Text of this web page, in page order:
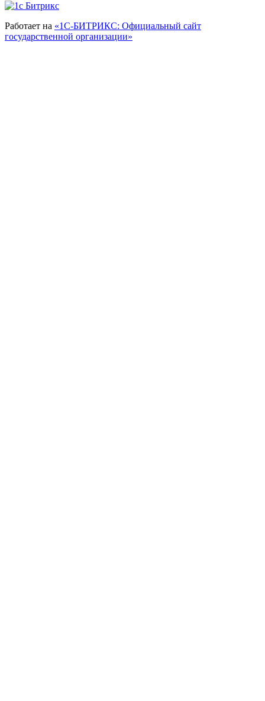
Работает на «1С-БИТРИКС: Официальный сайт
государственной организации»